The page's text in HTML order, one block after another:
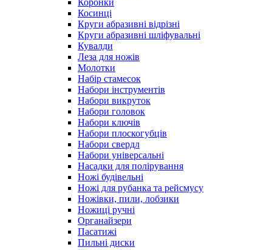
Коронки
Косинці
Круги абразивні відрізні
Круги абразивні шліфувальні
Кувалди
Леза для ножів
Молотки
Набір стамесок
Набори інструментів
Набори викруток
Набори головок
Набори ключів
Набори плоскогубців
Набори свердл
Набори універсальні
Насадки для полірування
Ножі будівельні
Ножі для рубанка та рейсмусу
Ножівки, пили, лобзики
Ножиці ручні
Органайзери
Пасатижі
Пильні диски